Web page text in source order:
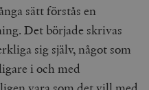
sätt förstås en
Det började skrivas
sig själv, något som
i och med